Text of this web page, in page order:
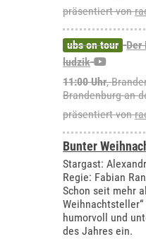
präsentiert von
ubs on tour Der
ludzik
11:00 Uhr,
Brandenburg an
präsentiert von
Bunter
Stargast:
Regie: Fabian
Schon seit mehr
humorvoll und
des Jahres ein.